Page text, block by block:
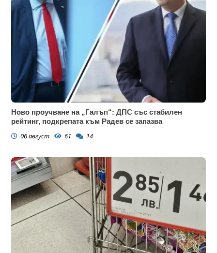
Ново проучване на „Галъп“: ДПС със стабилен
рейтинг, подкрепата към Радев се запазва
06 август 61 14